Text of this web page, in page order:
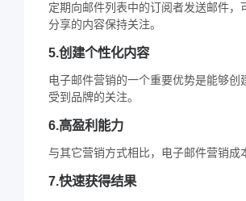
定期向邮件列表中的订阅者发送邮件
分享的内容保持关注。
5.创建个性化内容
电子邮件营销的一个重要优势是能够
受到品牌的关注。
6.高盈利能力
与其它营销方式相比，电子邮件营销成
7.快速获得结果